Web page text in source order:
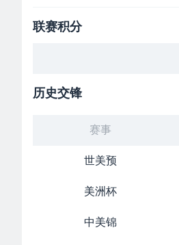
联赛积分
历史交锋
赛事
世美预
美洲杯
中美锦